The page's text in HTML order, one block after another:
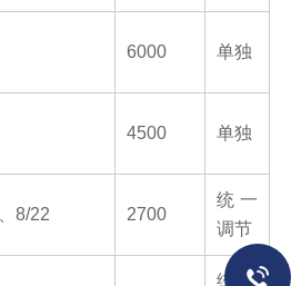
6000 单独
4500 单独
8/22 2700
统一
调节
统一